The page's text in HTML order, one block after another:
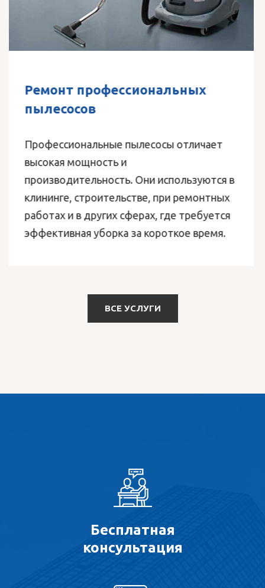
Ремонт зарядных устройств
высоко ценятся компаниями с обширными
напольными площадями. Сама техника
требует к себе должного уважения в
эксплуатации и своевременного
технического обслуживания.
ВСЕ УСЛУГИ
Бесплатная
консультация